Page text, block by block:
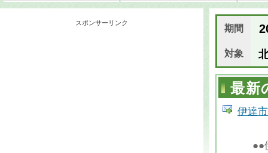
期間
対象
最新
伊達
●●
スポンサーリンク